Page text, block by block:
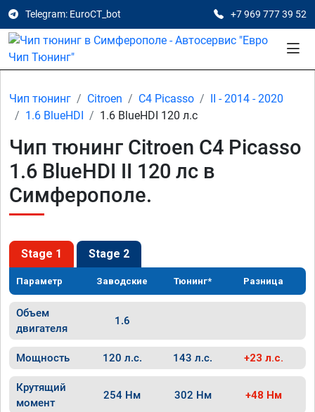
Telegram: EuroCT_bot +7 969 777 39 52
Чип тюнинг Citroen C4 Picasso
II - 2014 - 2020
1.6 BlueHDI
1.6 BlueHDI 120 л.с
Чип тюнинг Citroen C4 Picasso
1.6 BlueHDI II 120 лс в
Симферополе.
Stage 1 Stage 2
Параметр Заводские Тюнинг* Разница
Объем
двигателя
1.6
Мощность 120 л.с. 143 л.с. +23 л.с.
Крутящий
момент
254 Нм 302 Нм +48 Нм